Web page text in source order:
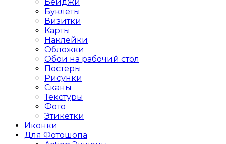
Буклеты
Визитки
Карты
Наклейки
Обложки
Обои на рабочий стол
Постеры
Рисунки
Сканы
Текстуры
Фото
Этикетки
Иконки
Для Фотошопа